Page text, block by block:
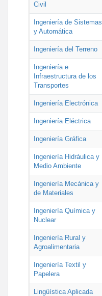
Civil
Ingeniería de Sistemas
y Automática
Ingeniería del Terreno
Ingeniería e
Infraestructura de los
Transportes
Ingeniería Electrónica
Ingeniería Eléctrica
Ingeniería Gráfica
Ingeniería Hidráulica y
Medio Ambiente
Ingeniería Mecánica y
de Materiales
Ingeniería Química y
Nuclear
Ingeniería Rural y
Agroalimentaria
Ingeniería Textil y
Papelera
Lingüística Aplicada